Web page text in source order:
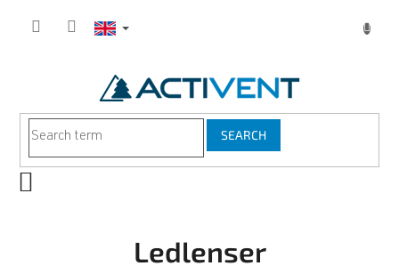
SEARCH
Ledlenser